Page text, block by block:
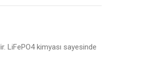
LiFePO4 kimyası sayesinde